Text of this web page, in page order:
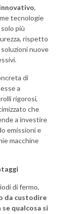
,
tecnologie
più
rispetto
nuove
di
a
rigorosi,
che
a investire
emissioni e
macchine
di fermo,
da custodire
qualcosa si